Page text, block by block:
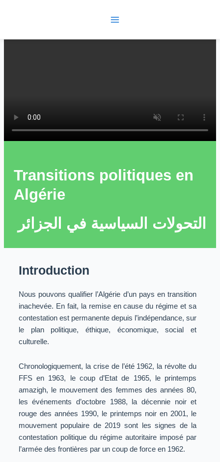
Transitions politiques en
Algérie
التحولات السياسية في الجزائر
Introduction
Nous pouvons qualifier l’Algérie d’un pays en transition
inachevée. En fait, la remise en cause du régime et sa
contestation est permanente depuis l’indépendance, sur
le plan politique, éthique, économique, social et
culturelle.
Chronologiquement, la crise de l’été 1962, la révolte du
FFS en 1963, le coup d’Etat de 1965, le printemps
amazigh, le mouvement des femmes des années 80,
les événements d’octobre 1988, la décennie noir et
rouge des années 1990, le printemps noir en 2001, le
mouvement populaire de 2019 sont les signes de la
contestation politique du régime autoritaire imposé par
l’armée des frontières par un coup de force en 1962.